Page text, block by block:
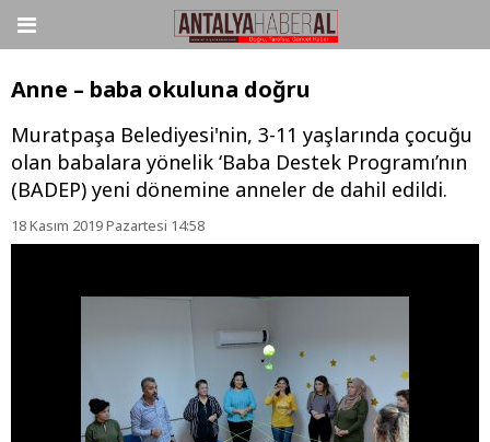
Anne – baba okuluna doğru
Muratpaşa Belediyesi'nin, 3-11 yaşlarında çocuğu
olan babalara yönelik ‘Baba Destek Programı’nın
(BADEP) yeni dönemine anneler de dahil edildi.
18 Kasım 2019 Pazartesi 14:58